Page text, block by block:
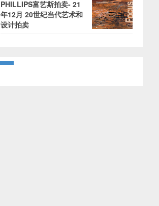
PHILLIPS富艺斯拍卖- 21
年12月 20世纪当代艺术和
设计拍卖